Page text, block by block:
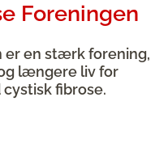
Foreningen
er en stærk forening,
længere liv for
fibrose.